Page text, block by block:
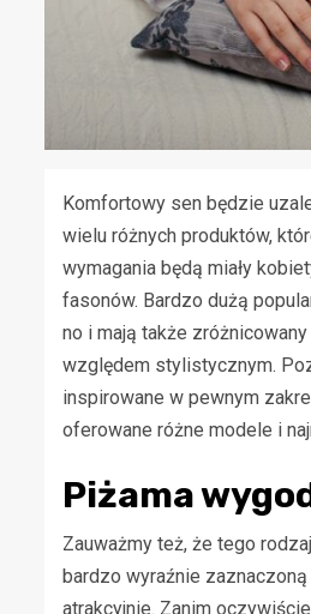
Komfortowy sen będzie
wielu różnych produktów,
wymagania będą miały
fasonów. Bardzo dużą
no i mają także
względem stylistycznym.
inspirowane w pewnym
oferowane różne modele i
Piżama
Zauważmy też, że tego
bardzo wyraźnie
atrakcyjnie. Zanim